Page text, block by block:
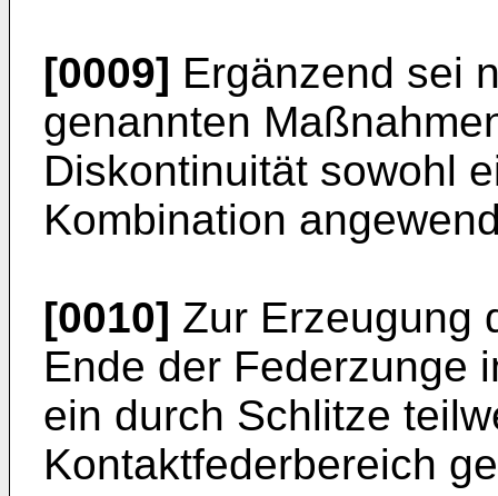
[0009] Ergänzend sei
genannten
Diskontinuität sowohl
Kombination
[0010] Zur Erzeugung
Ende der Federzunge
ein durch Schlitze
Kontaktfederbereich